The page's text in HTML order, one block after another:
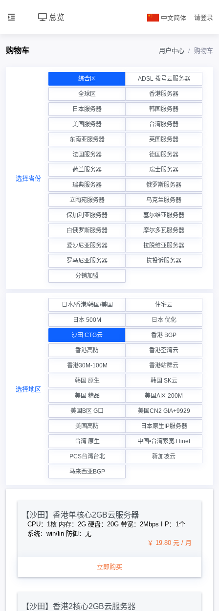
总览 中文简体 请登录
购物车 用户中心 购物车
选择省份
综合区 ADSL 拨号云服务器
全球区 香港服务器
日本服务器 韩国服务器
美国服务器 台湾服务器
东南亚服务器 英国服务器
法国服务器 德国服务器
荷兰服务器 瑞士服务器
瑞典服务器 俄罗斯服务器
立陶宛服务器 乌克兰服务器
保加利亚服务器 塞尔维亚服务器
白俄罗斯服务器 摩尔多瓦服务器
爱沙尼亚服务器 拉脱维亚服务器
罗马尼亚服务器 抗投诉服务器
分销加盟
选择地区
日本/香港/韩国/美国 住宅云
日本 500M 日本 优化
沙田 CTG云 香港 BGP
香港高防 香港荃湾云
香港30M-100M 香港站群云
韩国 原生 韩国 SK云
美国 精品 美国A区 200M
美国B区 G口 美国CN2 GIA+9929
美国高防 日本原生IP服务器
台湾 原生 中国•台湾家宽 Hinet
PCS台湾台北 新加坡云
马来西亚BGP
【沙田】香港单核心2GB云服务器
CPU：1核 内存：2G 硬盘：20G 带宽：2Mbps I P：1个
系统：win/lin 防御：无
￥ 19.80 元 / 月
立即购买
【沙田】香港2核心2GB云服务器